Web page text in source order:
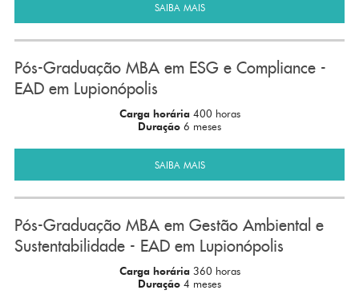
SAIBA MAIS
Pós-Graduação MBA em ESG e Compliance -
EAD em Lupionópolis
Carga horária 400 horas
Duração 6 meses
SAIBA MAIS
Pós-Graduação MBA em Gestão Ambiental e
Sustentabilidade - EAD em Lupionópolis
Carga horária 360 horas
Duração 4 meses